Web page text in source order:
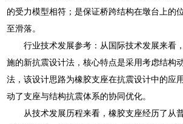
的受力模型相符；是保证桥跨结构在墩台上的
至滑落。
行业技术发展参考：从国际技术发展来看
施的新抗震设计法，核心特点是采用考虑结构
法，该设计思路为橡胶支座在抗震设计中的应
动了支座与结构抗震体系的协同优化。
从技术发展历程来看，橡胶支座经历了从